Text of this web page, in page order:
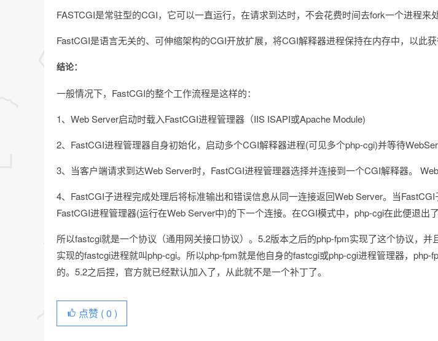
FASTCGI是常驻型的CGI，它可以一直运行，在请求到达时，不会花费时间去fork一个进程来处
FastCGI是语言无关的、可伸缩架构的CGI开放扩展，将CGI解释器进程保持在内存中，以此获
结论：
一般情况下，FastCGI的整个工作流程是这样的：
1、Web Server启动时载入FastCGI进程管理器（IIS ISAPI或Apache Module)
2、FastCGI进程管理器自身初始化，启动多个CGI解释器进程(可见多个php-cgi)并等待
3、当客户端请求到达Web Server时，FastCGI进程管理器选择并连接到一个CGI解释器。
4、FastCGI子进程完成处理后将标准输出和错误信息从同一连接返回Web Server。当
FastCGI进程管理器(运行在Web Server中)的下一个连接。在CGI模式中，php-cgi在此便退出了
所以fastcgi就是一个协议（通用网关接口协议）。5.2版本之后的php-fpm实现了这个协议，
实现的fastcgi进程就叫php-cgi。所以php-fpm就是他自身的fastcgi或php-cgi进程管理器，
的。5.2之后捏，官方就已经默认加入了，从此就不是一个补丁了。
点赞 (0 )